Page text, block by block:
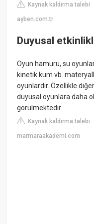
Kaynak kaldırma talebi
ayben.com.tr
Duyusal
Oyun hamuru, su
kinetik kum vb.
oyunlardır. Özellikle
duyusal oyunlara daha
görülmektedir.
Kaynak kaldırma talebi
marmaraakademi.com